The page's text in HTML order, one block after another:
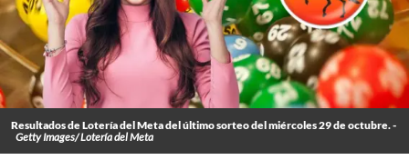
Resultados de Lotería del Meta del último sorteo del miércoles 29 de octubre. -
Getty Images/ Lotería del Meta